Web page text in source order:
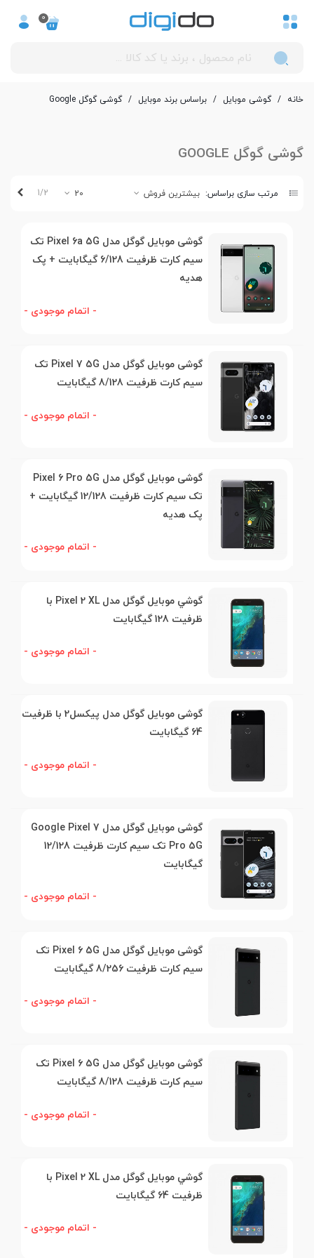
0
خانه / گوشی موبایل / بر‌اساس برند موبایل / گوشی گوگل Google
گوشی گوگل GOOGLE
مرتب سازی براساس: بیشترین فروش 20
1/2
گوشی موبایل گوگل مدل Pixel 6a 5G تک‌
سیم کارت ظرفیت 6/128 گیگابایت + پک
هدیه
- اتمام موجودی -
گوشی موبایل گوگل مدل Pixel 7 5G تک‌
سیم کارت ظرفیت 8/128 گیگابایت
- اتمام موجودی -
گوشی موبایل گوگل مدل Pixel 6 Pro 5G
تک‌ سیم کارت ظرفیت 12/128 گیگابایت +
پک هدیه
- اتمام موجودی -
گوشي موبايل گوگل مدل Pixel 2 XL با
ظرفيت 128 گيگابايت
- اتمام موجودی -
گوشی موبایل گوگل مدل پیکسل2 با ظرفیت
64 گیگابایت
- اتمام موجودی -
گوشی موبایل گوگل مدل Google Pixel 7
Pro 5G تک‌ سیم کارت ظرفیت 12/128
گیگابایت
- اتمام موجودی -
گوشی موبایل گوگل مدل Pixel 6 5G تک‌
سیم کارت ظرفیت 8/256 گیگابایت
- اتمام موجودی -
گوشی موبایل گوگل مدل Pixel 6 5G تک‌
سیم کارت ظرفیت 8/128 گیگابایت
- اتمام موجودی -
گوشي موبايل گوگل مدل Pixel 2 XL با
ظرفيت 64 گيگابايت
- اتمام موجودی -